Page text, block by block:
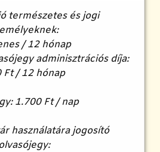
természetes és jogi
/ 12 hónap
adminisztrációs díja:
Ft / 12 hónap
1.700 Ft / nap
használatára jogosító
olvasójegy: